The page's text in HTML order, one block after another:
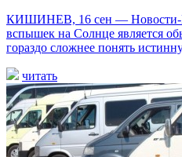
КИШИНЕВ, 16 сен — Новости-
вспышек на Солнце является
гораздо сложнее понять
читать